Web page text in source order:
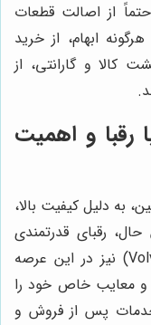
حتماً از اصالت قطعات
ابهام، از خرید
کالا و گارانتی، از
رقبا و اهمیت
به دلیل کیفیت بالا،
رقبای قدرتمندی
مانند کاترپیلار (Caterpillar) و ولوو (Volvo) نیز در این عرصه
و معایب خاص خود را
خدمات پس از فروش و